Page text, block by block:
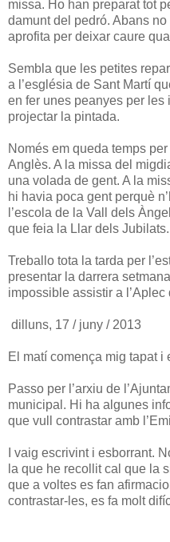
missa. Ho han preparat tot
damunt del pedró. Abans
aprofita per deixar caure
Sembla que les petites
a l’església de Sant Martí
en fer unes peanyes per les
projectar la pintada.
Només em queda temps
Anglès. A la missa del
una volada de gent. A la
hi havia poca gent perquè
l’escola de la Vall dels
que feia la Llar dels Jubilats.
Treballo tota la tarda per
presentar la darrera
impossible assistir a l’Aplec
dilluns, 17 / juny / 2013
El matí comença mig tapat i
Passo per l’arxiu de
municipal. Hi ha algunes
que vull contrastar amb
I vaig escrivint i esborrant.
la que he recollit cal que la
que a voltes es fan
contrastar-les, es fa molt